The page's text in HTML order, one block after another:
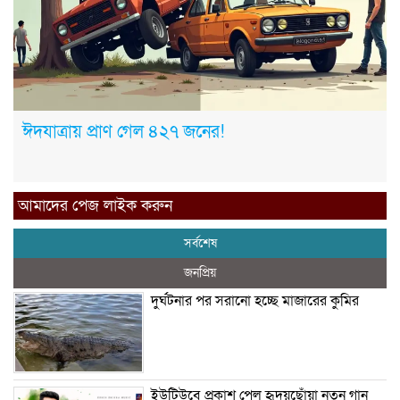
ঈদযাত্রায় প্রাণ গেল ৪২৭ জনের!
আমাদের পেজ লাইক করুন
সর্বশেষ
জনপ্রিয়
দুর্ঘটনার পর সরানো হচ্ছে মাজারের কুমির
ইউটিউবে প্রকাশ পেল হৃদয়ছোঁয়া নতুন গান